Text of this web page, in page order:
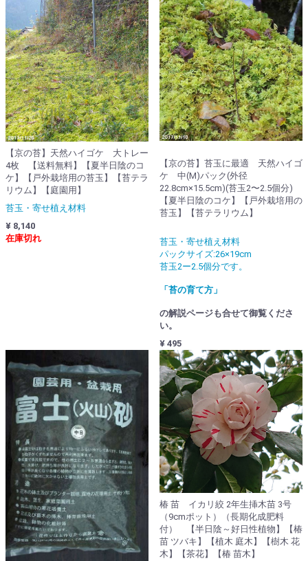
【京の苔】天然ハイゴケ 大トレー
4枚 【送料無料】【夏半日陰のコ
ケ】【戸外栽培用の苔玉】【苔テラ
リウム】【庭園用】
苔玉・寄せ植え材料
¥ 8,140
在庫切れ
【京の苔】苔玉に最適 天然ハイゴ
ケ 中(M)パック(外径
22.8cm×15.5cm)(苔玉2〜2.5個分)
【夏半日陰のコケ】【戸外栽培用の
苔玉】【苔テラリウム】
苔玉・寄せ植え材料
パックサイズ:26×19cm
苔玉2ー2.5個分です。
「苔の育て方」
の解説ページも合せて御覧くださ
い。
¥ 495
椿 苗 イカリ絞 2年生挿木苗 3号
（9cmポット）（長期化成肥料
付） 【半日陰～好日性植物】【椿
苗 ツバキ】【植木 庭木】【樹木 花
木】【茶花】【椿 苗木】